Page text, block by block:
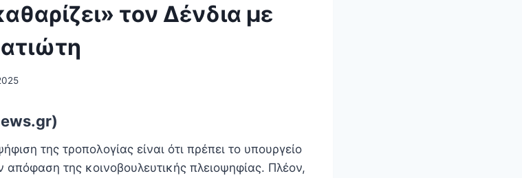
τον Δένδια με
της τροπολογίας είναι ότι πρέπει το υπουργείο
της κοινοβουλευτικής πλειοψηφίας. Πλέον,